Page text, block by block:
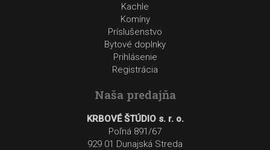
Kachle
Komíny
Príslušenstvo
Bytové doplnky
Prihlásenie
Registrácia
Naša predajňa
KRBOVÉ ŠTÚDIO s. r. o.
Poľná 891/67
929 01 Dunajská Streda